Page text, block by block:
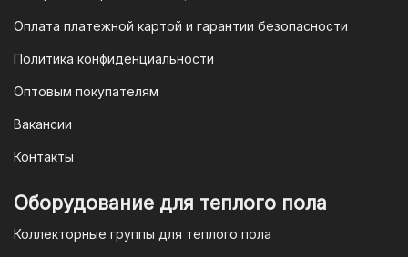
3. Оплата по QR-коду
— это QR-код. После оформления
заказа мы предоставим вам
уникальный QR-код, который можно
приложении вашего банка. Это быстро,
удобно и безопасно.
Оплата платежной картой и гарантии безопасности
Политика конфиденциальности
Оптовым покупателям
Вакансии
Контакты
Оборудование для теплого пола
Коллекторные группы для теплого пола